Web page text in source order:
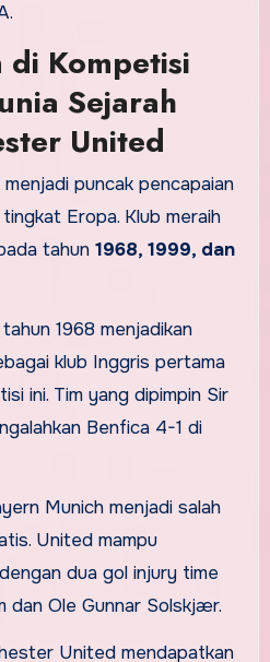
di Kompetisi
Sejarah
United
puncak pencapaian
Eropa. Klub meraih
tahun 1968, 1999, dan
1968 menjadikan
klub Inggris pertama
ini. Tim yang dipimpin Sir
Benfica 4-1 di
Munich menjadi salah
United mampu
dua gol injury time
dan Ole Gunnar Solskjær.
United mendapatkan